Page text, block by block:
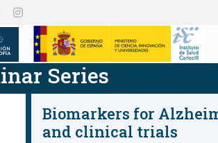
Series
Biomarkers for
and clinical trials